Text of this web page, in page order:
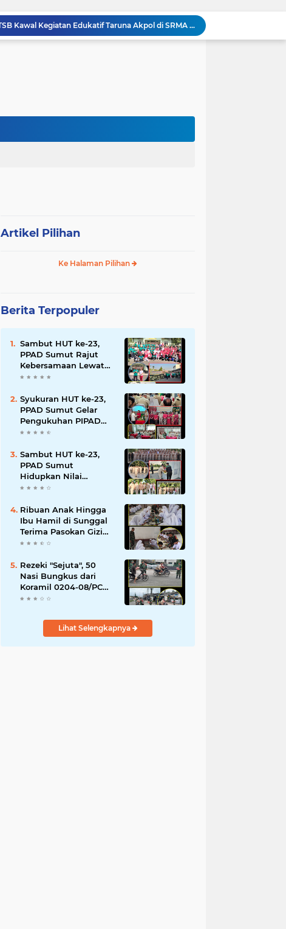
Danramil 0204-24/TTSB Kawal Kegiatan Edukatif Taruna Akpol di SRMA 3 Tebing Tinggi
Bangun Jembatan Gantung 35 Meter, TNI AD Runtuhkan Tembok Isolasi ke Desa Hou Nias
Sambut HUT ke-23, PPAD Sumut Hidupkan Nilai Pahlawan di TMP Bukit Barisan
Artikel Pilihan
Ke Halaman Pilihan
Berita Terpopuler
Sambut HUT ke-23,
PPAD Sumut Rajut
Kebersamaan Lewat
Senam Sehat dan
Bekangdam I/BB
Syukuran HUT ke-23,
PPAD Sumut Gelar
Pengukuhan PIPAD
Hingga Tradisi
Sambut HUT ke-23,
PPAD Sumut
Hidupkan Nilai
Pahlawan di TMP
Ribuan Anak Hingga
Ibu Hamil di Sunggal
Terima Pasokan Gizi
Gratis dari TNI dan
Rezeki "Sejuta", 50
Nasi Bungkus dari
Koramil 0204-08/PC
Habis Diserbu Warga
Lihat Selengkapnya